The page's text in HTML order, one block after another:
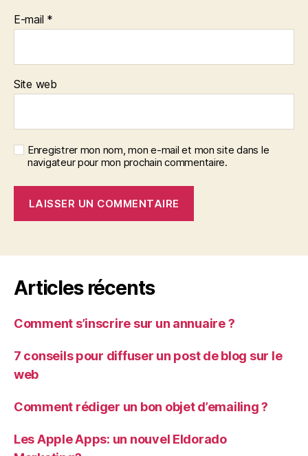
E-mail *
Site web
Enregistrer mon nom, mon e-mail et mon site dans le
navigateur pour mon prochain commentaire.
Articles récents
Comment s’inscrire sur un annuaire ?
7 conseils pour diffuser un post de blog sur le
web
Comment rédiger un bon objet d’emailing ?
Les Apple Apps: un nouvel Eldorado